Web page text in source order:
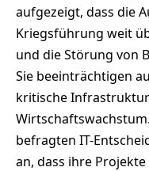
aufgezeigt, dass die
Kriegsführung weit
und die Störung von
Sie beeinträchtigen
kritische
befragten IT-
an, dass ihre